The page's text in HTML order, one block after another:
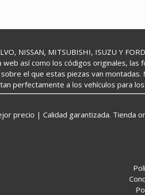
NISSAN, MITSUBISHI, ISUZU Y
así como los códigos originales, las
el que estas piezas van
perfectamente a los vehículos para
precio | Calidad garantizada. Tienda